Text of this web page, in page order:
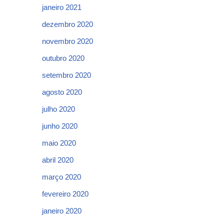
janeiro 2021
dezembro 2020
novembro 2020
outubro 2020
setembro 2020
agosto 2020
julho 2020
junho 2020
maio 2020
abril 2020
março 2020
fevereiro 2020
janeiro 2020